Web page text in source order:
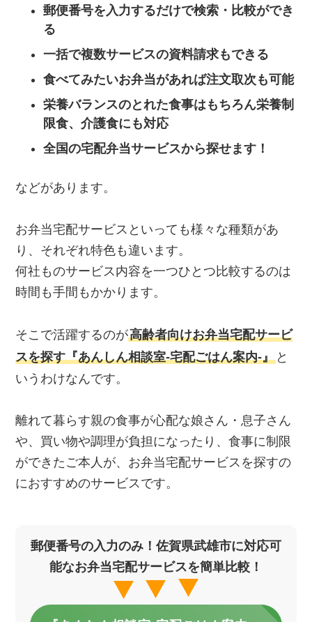
郵便番号を入力するだけで検索・比較ができ
る
一括で複数サービスの資料請求もできる
食べてみたいお弁当があれば注文取次も可能
栄養バランスのとれた食事はもちろん栄養制
限食、介護食にも対応
全国の宅配弁当サービスから探せます！
などがあります。
お弁当宅配サービスといっても様々な種類があ
り、それぞれ特色も違います。
何社ものサービス内容を一つひとつ比較するのは
時間も手間もかかります。
そこで活躍するのが高齢者向けお弁当宅配サービ
スを探す『あんしん相談室‐宅配ごはん案内‐』 と
いうわけなんです。
離れて暮らす親の食事が心配な娘さん・息子さん
や、買い物や調理が負担になったり、食事に制限
ができたご本人が、お弁当宅配サービスを探すの
におすすめのサービスです。
郵便番号の入力のみ！佐賀県武雄市に対応可
能なお弁当宅配サービスを簡単比較！